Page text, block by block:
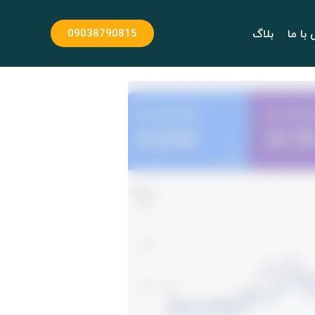
ما بلاگ 09038790815